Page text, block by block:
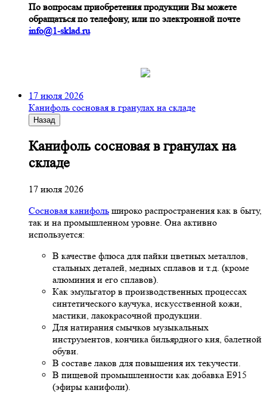
По вопросам приобретения продукции Вы можете
обращаться по телефону, или по электронной почте
info@1-sklad.ru
17 июля 2026
Канифоль сосновая в гранулах на складе
Назад
Канифоль сосновая в гранулах на
складе
17 июля 2026
Сосновая канифоль широко распространения как в быту,
так и на промышленном уровне. Она активно
используется:
В качестве флюса для пайки цветных металлов,
стальных деталей, медных сплавов и т.д. (кроме
алюминия и его сплавов).
Как эмульгатор в производственных процессах
синтетического каучука, искусственной кожи,
мастики, лакокрасочной продукции.
Для натирания смычков музыкальных
инструментов, кончика бильярдного кия, балетной
обуви.
В составе лаков для повышения их текучести.
В пищевой промышленности как добавка Е915
(эфиры канифоли).